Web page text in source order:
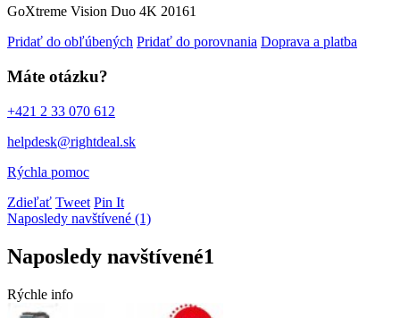
GoXtreme Vision Duo 4K 20161
Pridať do obľúbených Pridať do porovnania Doprava a platba
Máte otázku?
+421 2 33 070 612
helpdesk@rightdeal.sk
Rýchla pomoc
Zdieľať Tweet Pin It
Naposledy navštívené (1)
Naposledy navštívené1
Rýchle info